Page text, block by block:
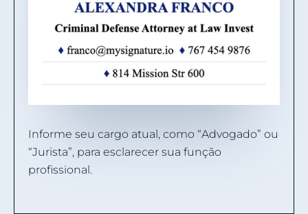
Informe seu cargo atual, como “Advogado” ou
“Jurista”, para esclarecer sua função
profissional.